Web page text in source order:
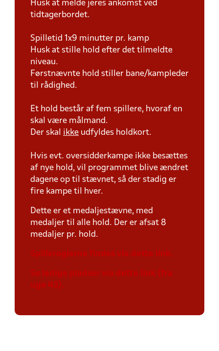
Husk at melde jeres ankomst ved
tidtagerbordet.
Spilletid 1x9 minutter pr. kamp
Husk at stille hold efter det tilmeldte
niveau.
Førstnævnte hold stiller bane/kampleder
til rådighed.
Et hold består af fem spillere, hvoraf en
skal være målmand.
Der skal ikke udfyldes holdkort.
Hvis evt. oversidderkampe ikke besættes
af nye hold, vil programmet blive ændret
dagene op til stævnet, så der stadig er
fire kampe til hver.
Dette er et medaljestævne, med
medaljer til alle hold. Der er afsat 8
medaljer pr. hold.
Spillereglerne findes via dette link.
Se ledige pladser via dette link (fra
uge 43).